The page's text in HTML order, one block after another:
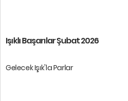
Işıklı Başarılar Şubat 2026
Gelecek Işık'la Parlar